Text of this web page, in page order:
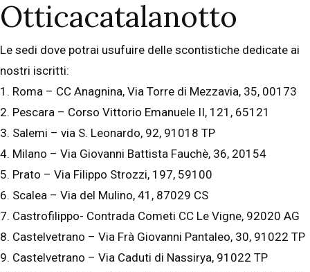
Otticacatalanotto
Le sedi dove potrai usufuire delle scontistiche dedicate ai
nostri iscritti:
1. Roma – CC Anagnina, Via Torre di Mezzavia, 35, 00173
2. Pescara – Corso Vittorio Emanuele II, 121, 65121
3. Salemi – via S. Leonardo, 92, 91018 TP
4. Milano – Via Giovanni Battista Fauchè, 36, 20154
5. Prato – Via Filippo Strozzi, 197, 59100
6. Scalea – Via del Mulino, 41, 87029 CS
7. Castrofilippo- Contrada Cometi CC Le Vigne, 92020 AG
8. Castelvetrano – Via Frà Giovanni Pantaleo, 30, 91022 TP
9. Castelvetrano – Via Caduti di Nassirya, 91022 TP